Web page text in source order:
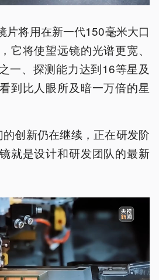
片将用在新一代150毫米大口
它将使望远镜的光谱更宽、
一、探测能力达到16等星及
到比人眼所及暗一万倍的星
的创新仍在继续，正在研发阶
就是设计和研发团队的最新